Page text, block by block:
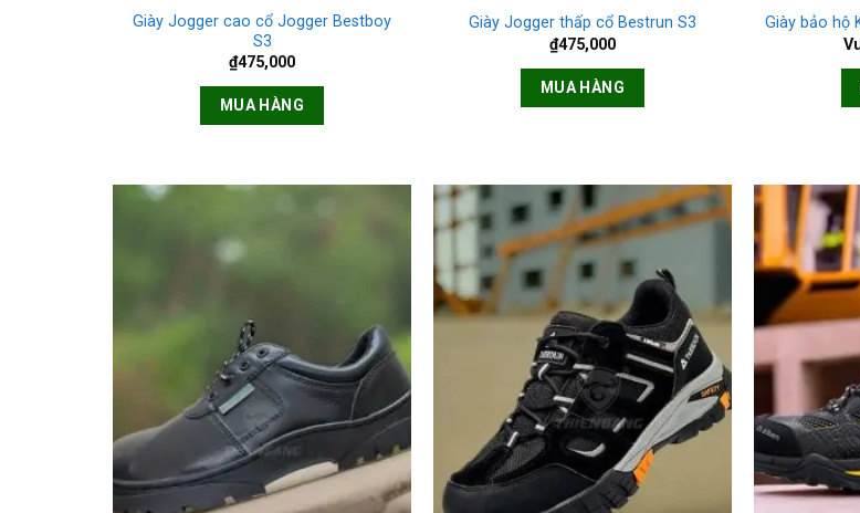
Giày Jogger cao cổ Jogger Bestboy
S3
₫475,000
MUA HÀNG
Giày Jogger thấp cổ Bestrun S3
₫475,000
MUA HÀNG
Giày bảo hộ